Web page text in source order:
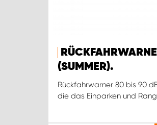
(SUMMER).
Rückfahrwarner 80 bis 90
die das Einparken und